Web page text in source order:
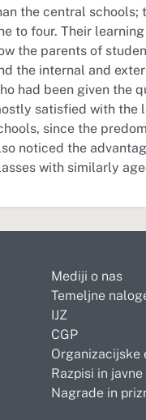
the central schools;
to four. Their
the parents of
the internal and
had been given the
satisfied with the
since the
noticed the
with similarly
Mediji o nas
Temeljne
IJZ
CGP
Organizacijske
Razpisi in
Nagrade in